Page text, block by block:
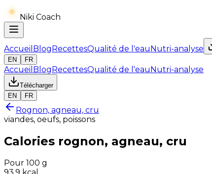
Niki Coach
Accueil BlogRecettesQualité de l'eauNutri-analyse
EN
FR
Accueil BlogRecettesQualité de l'eauNutri-analyse
Télécharger
EN
FR
Rognon, agneau, cru
viandes, oeufs, poissons
Calories rognon, agneau, cru
Pour 100 g